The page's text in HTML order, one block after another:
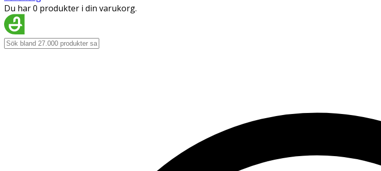
Du har 0 produkter i din varukorg.